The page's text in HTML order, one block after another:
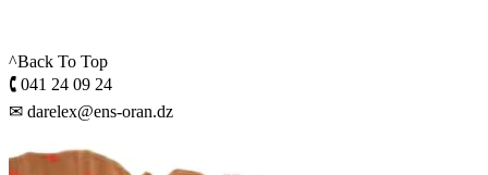
^Back To Top
🕻 041 24 09 24
✉ darelex@ens-oran.dz